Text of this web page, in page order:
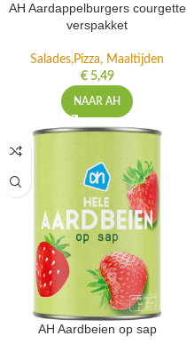
AH Aardappelburgers courgette
verspakket
Salades,Pizza, Maaltijden
€5,49
NAAR AH
AH Aardbeien op sap